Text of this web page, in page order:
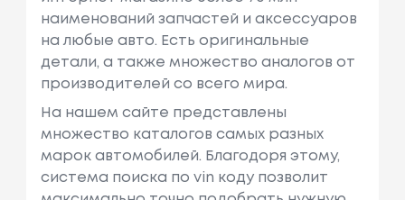
наименований запчастей и аксессуаров
на любые авто. Есть оригинальные
детали, а также множество аналогов от
производителей со всего мира.
На нашем сайте представлены
множество каталогов самых разных
марок автомобилей. Благодоря этому,
система поиска по vin коду позволит